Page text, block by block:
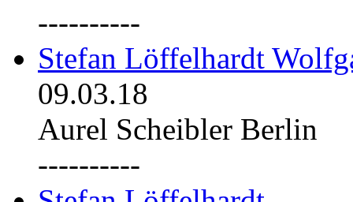
----------
Stefan Löffelhardt
09.03.18
Aurel Scheibler Berlin
----------